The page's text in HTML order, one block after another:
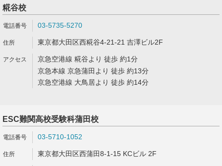
糀谷校
03-5735-5270
東京都大田区西糀谷4-21-21 吉澤ビル2F
京急空港線 糀谷より 徒歩 約1分
京急本線 京急蒲田より 徒歩 約13分
京急空港線 大鳥居より 徒歩 約14分
ESC難関高校受験科蒲田校
03-5710-1052
東京都大田区西蒲田8-1-15 KCビル 2F